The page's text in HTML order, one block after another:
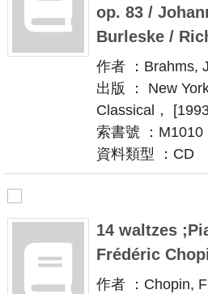
op. 83 /
Burleske /
作者 ：Brahms,
出版 ： New
Classical，
索書號 ：
資料類型 ：CD
14 waltzes
Frédéric
作者 ：Chopin,